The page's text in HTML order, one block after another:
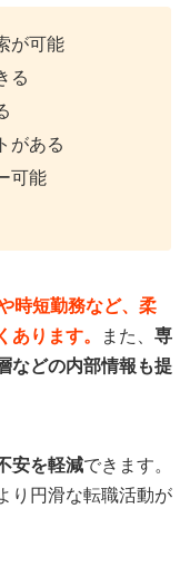
が可能
る
がある
可能
時短勤務など、柔
あります。
また、 専
などの内部情報も提
安を軽減できます。
り円滑な転職活動が